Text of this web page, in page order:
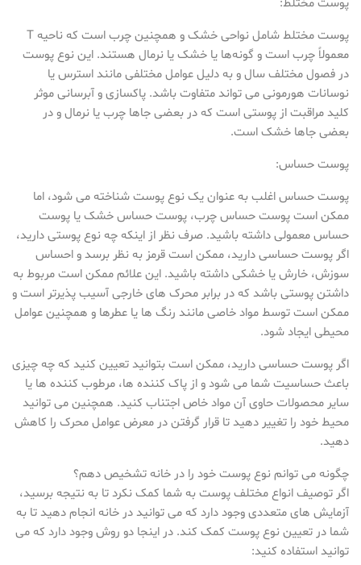
پوست مختلط:
پوست مختلط شامل نواحی خشک و همچنین چرب است که ناحیه T
معمولاً چرب است و گونه‌ها یا خشک یا نرمال هستند. این نوع پوست
در فصول مختلف سال و به دلیل عوامل مختلفی مانند استرس یا
نوسانات هورمونی می تواند متفاوت باشد. پاکسازی و آبرسانی موثر
کلید مراقبت از پوستی است که در بعضی جاها چرب یا نرمال و در
بعضی جاها خشک است.
پوست حساس:
پوست حساس اغلب به عنوان یک نوع پوست شناخته می شود، اما
ممکن است پوست حساس چرب، پوست حساس خشک یا پوست
حساس معمولی داشته باشید. صرف نظر از اینکه چه نوع پوستی دارید،
اگر پوست حساسی دارید، ممکن است قرمز به نظر برسد و احساس
سوزش، خارش یا خشکی داشته باشید. این علائم ممکن است مربوط به
داشتن پوستی باشد که در برابر محرک های خارجی آسیب پذیرتر است و
ممکن است توسط مواد خاصی مانند رنگ ها یا عطرها و همچنین عوامل
محیطی ایجاد شود.
اگر پوست حساسی دارید، ممکن است بتوانید تعیین کنید که چه چیزی
باعث حساسیت شما می شود و از پاک کننده ها، مرطوب کننده ها یا
سایر محصولات حاوی آن مواد خاص اجتناب کنید. همچنین می توانید
محیط خود را تغییر دهید تا قرار گرفتن در معرض عوامل محرک را کاهش
دهید.
چگونه می توانم نوع پوست خود را در خانه تشخیص دهم؟
اگر توصیف انواع مختلف پوست به شما کمک نکرد تا به نتیجه برسید،
آزمایش های متعددی وجود دارد که می توانید در خانه انجام دهید تا به
شما در تعیین نوع پوست کمک کند. در اینجا دو روش وجود دارد که می
توانید استفاده کنید: